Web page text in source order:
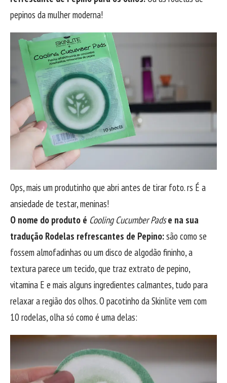
pepinos da mulher moderna!
Ops, mais um produtinho que abri antes de tirar foto. rs É a
ansiedade de testar, meninas!
O nome do produto é Cooling Cucumber Padse na sua
tradução Rodelas refrescantes de Pepino:são como se
fossem almofadinhas ou um disco de algodão fininho, a
textura parece um tecido, que traz extrato de pepino,
vitamina E e mais alguns ingredientes calmantes, tudo para
relaxar a região dos olhos. O pacotinho da Skinlite vem com
10 rodelas, olha só como é uma delas: